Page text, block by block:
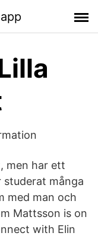
men har ett
många
med man och
Mattsson is on
with Elin